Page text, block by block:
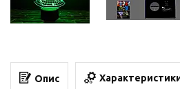
Опис